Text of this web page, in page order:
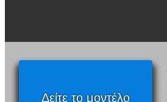
Δείτε το μοντέλο